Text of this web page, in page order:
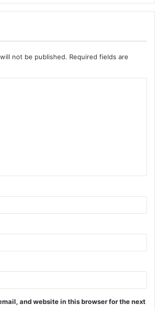
not be published. Required fields are
and website in this browser for the next